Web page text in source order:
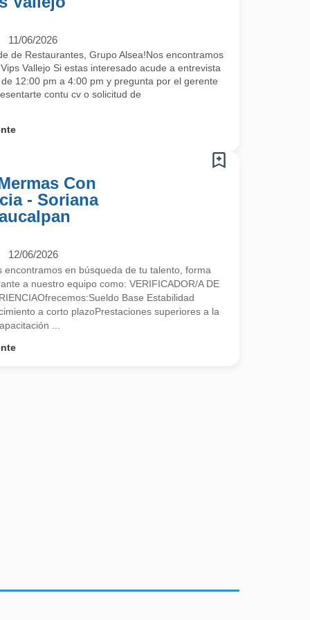
11/06/2026
de Restaurantes, Grupo Alsea!Nos encontramos
Vallejo Si estas interesado acude a entrevista
12:00 pm a 4:00 pm y pregunta por el gerente
contu cv o solicitud de
Con
- Soriana
12/06/2026
encontramos en búsqueda de tu talento, forma
a nuestro equipo como: VERIFICADOR/A DE
Base Estabilidad
a corto plazoPrestaciones superiores a la
...